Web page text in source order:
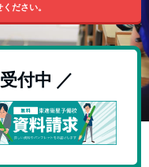
ださい。
付中 ／